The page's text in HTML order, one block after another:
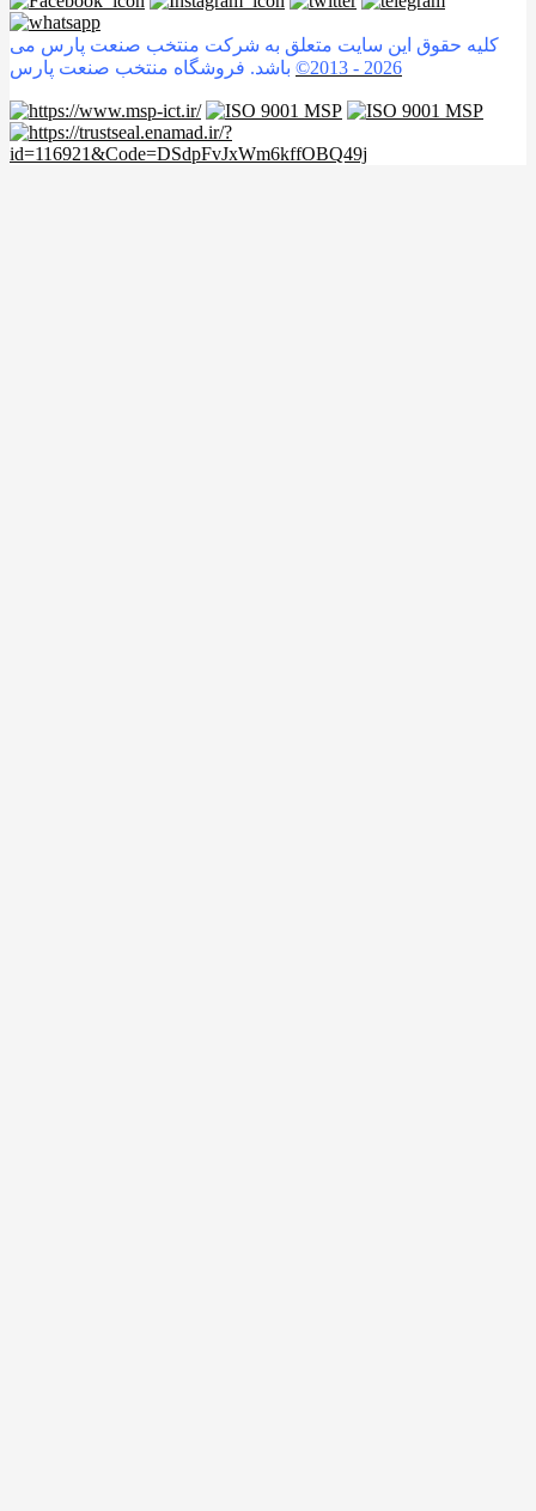
کلیه حقوق این سایت متعلق به شرکت منتخب صنعت پارس می
©2013 - 2026